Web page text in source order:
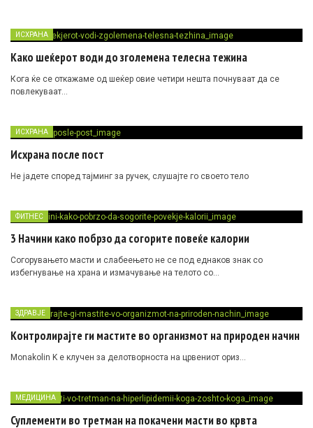
ИСХРАНА
Како шеќерот води до зголемена телесна тежина
Кога ќе се откажаме од шеќер овие четири нешта почнуваат да се
повлекуваат…
ИСХРАНА
Исхрана после пост
Не јадете според тајминг за ручек, слушајте го своето тело
ФИТНЕС
3 Начини како побрзо да согорите повеќе калории
Согорувањето масти и слабеењето не се под еднаков знак со
избегнување на храна и измачување на телото со…
ЗДРАВЈЕ
Контролирајте ги мастите во организмот на природен начин
Monakolin K е клучен за делотворноста на црвениот ориз…
МЕДИЦИНА
Суплементи во третман на покачени масти во крвта